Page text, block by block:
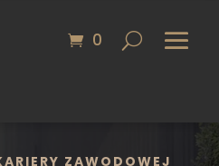
0
ZAWODOWEJ